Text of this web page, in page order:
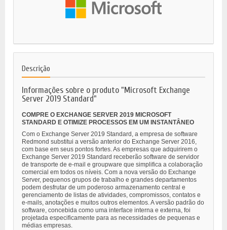
Descrição
Informações sobre o produto "Microsoft Exchange
Server 2019 Standard"
COMPRE O EXCHANGE SERVER 2019 MICROSOFT
STANDARD E OTIMIZE PROCESSOS EM UM INSTANTÂNEO
Com o Exchange Server 2019 Standard, a empresa de software
Redmond substitui a versão anterior do Exchange Server 2016,
com base em seus pontos fortes. As empresas que adquirirem o
Exchange Server 2019 Standard receberão software de servidor
de transporte de e-mail e groupware que simplifica a colaboração
comercial em todos os níveis. Com a nova versão do Exchange
Server, pequenos grupos de trabalho e grandes departamentos
podem desfrutar de um poderoso armazenamento central e
gerenciamento de listas de atividades, compromissos, contatos e
e-mails, anotações e muitos outros elementos. A versão padrão do
software, concebida como uma interface interna e externa, foi
projetada especificamente para as necessidades de pequenas e
médias empresas.